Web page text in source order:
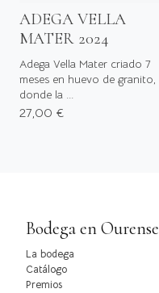
ADEGA VELLA
MATER 2024
Adega Vella Mater criado 7
meses en huevo de granito,
donde la ...
27,00 €
Bodega en Ourense
La bodega
Catálogo
Premios